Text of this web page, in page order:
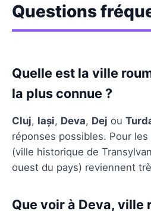
Questions
Quelle est la ville
la plus connue ?
Cluj, Iași, Deva, Dej ou
réponses possibles. Pour
(ville historique de
ouest du pays) reviennent
Que voir à Deva, ville